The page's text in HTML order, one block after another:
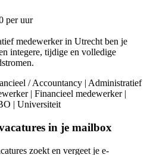
per uur
medewerker in Utrecht ben je
integere, tijdige en volledige
/ Accountancy | Administratief
| Financieel medewerker |
| Universiteit
in je mailbox
zoekt en vergeet je e-